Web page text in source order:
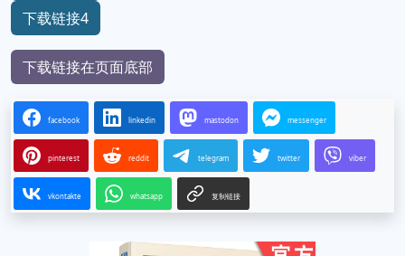
下载链接4
下载链接在页面底部
facebook linkedin mastodon messenger
pinterest reddit telegram twitter viber
vkontakte whatsapp 复制链接